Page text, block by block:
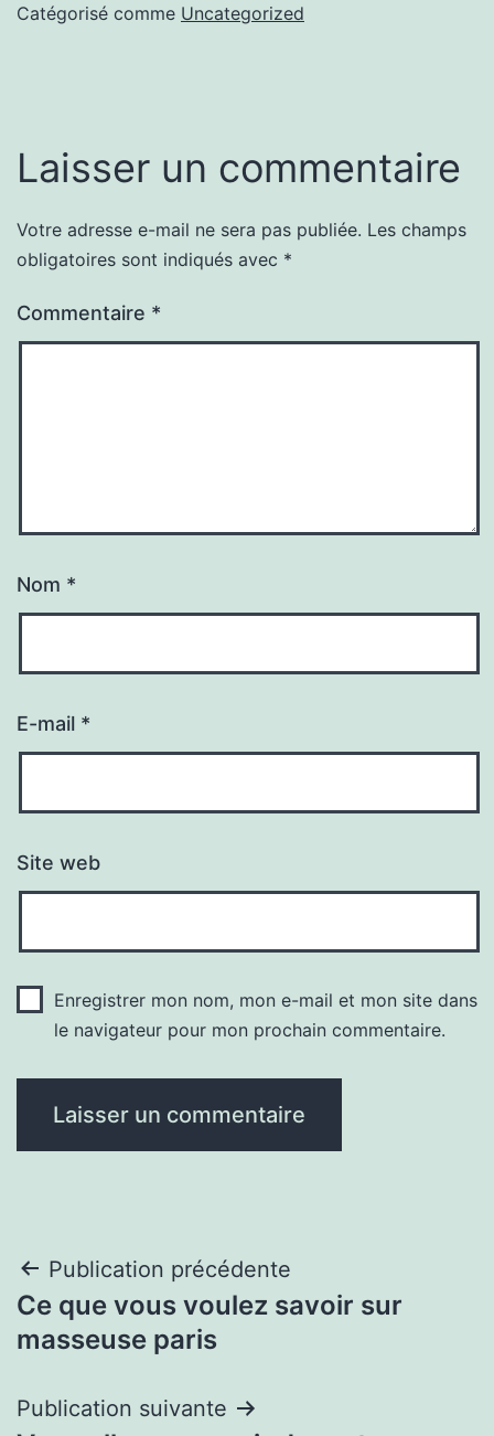
Catégorisé comme Uncategorized
Laisser un commentaire
Votre adresse e-mail ne sera pas publiée. Les champs
obligatoires sont indiqués avec *
Commentaire *
Nom *
E-mail *
Site web
Enregistrer mon nom, mon e-mail et mon site dans
le navigateur pour mon prochain commentaire.
Navigation
de
Publication précédente
Ce que vous voulez savoir sur
masseuse paris
Publication suivante